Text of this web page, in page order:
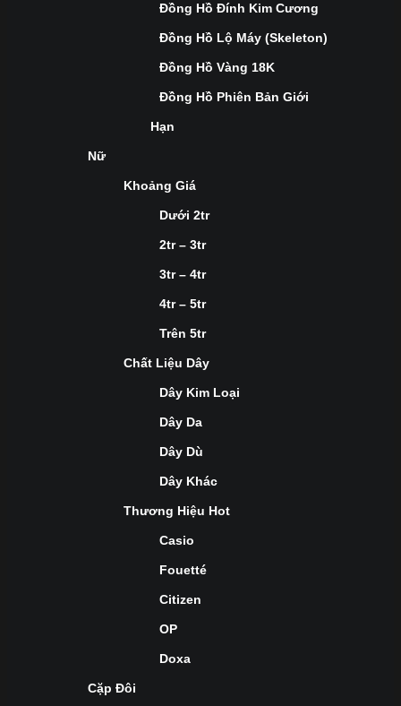
Đồng Hồ Đính Kim Cương
Đồng Hồ Lộ Máy (Skeleton)
Đồng Hồ Vàng 18K
Đồng Hồ Phiên Bản Giới
Hạn
Nữ
Khoảng Giá
Dưới 2tr
2tr – 3tr
3tr – 4tr
4tr – 5tr
Trên 5tr
Chất Liệu Dây
Dây Kim Loại
Dây Da
Dây Dù
Dây Khác
Thương Hiệu Hot
Casio
Fouetté
Citizen
OP
Doxa
Cặp Đôi